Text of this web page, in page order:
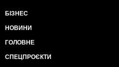
БІЗНЕС
НОВИНИ
ГОЛОВНЕ
СПЕЦПРОЄКТИ